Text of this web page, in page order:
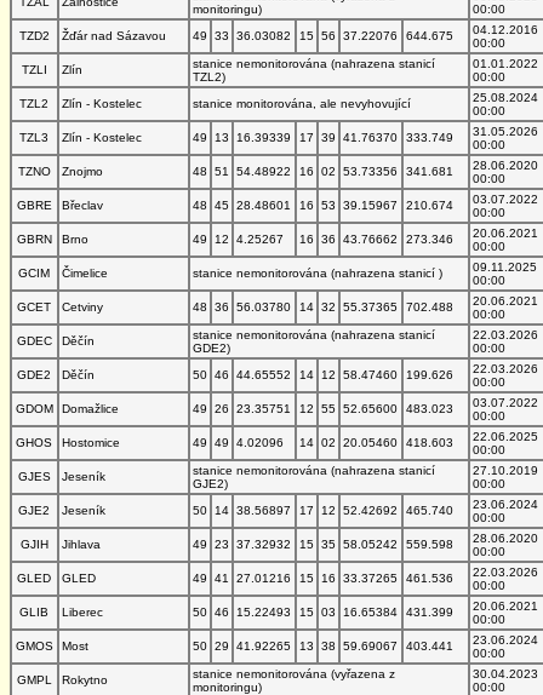
monitoringu)
00:00
TZD2
Žďár nad Sázavou 49 33 36.03082 15 56 37.22076 644.675
04.12.2016
00:00
TZLI
Zlín
stanice nemonitorována (nahrazena stanicí
TZL2)
01.01.2022
00:00
TZL2
Zlín - Kostelec stanice monitorována, ale nevyhovující
25.08.2024
00:00
TZL3
Zlín - Kostelec 49 13 16.39339 17 39 41.76370 333.749
31.05.2026
00:00
TZNO
Znojmo 48 51 54.48922 16 02 53.73356 341.681
28.06.2020
00:00
GBRE
Břeclav 48 45 28.48601 16 53 39.15967 210.674
03.07.2022
00:00
GBRN
Brno 49 12 4.25267 16 36 43.76662 273.346
20.06.2021
00:00
GCIM
Čimelice stanice nemonitorována (nahrazena stanicí )
09.11.2025
00:00
GCET
Cetviny 48 36 56.03780 14 32 55.37365 702.488
20.06.2021
00:00
GDEC
Děčín
stanice nemonitorována (nahrazena stanicí
GDE2)
22.03.2026
00:00
GDE2
Děčín 50 46 44.65552 14 12 58.47460 199.626
22.03.2026
00:00
GDOM
Domažlice 49 26 23.35751 12 55 52.65600 483.023
03.07.2022
00:00
GHOS
Hostomice 49 49 4.02096 14 02 20.05460 418.603
22.06.2025
00:00
GJES
Jeseník
stanice nemonitorována (nahrazena stanicí
GJE2)
27.10.2019
00:00
GJE2
Jeseník 50 14 38.56897 17 12 52.42692 465.740
23.06.2024
00:00
GJIH
Jihlava 49 23 37.32932 15 35 58.05242 559.598
28.06.2020
00:00
GLED
GLED 49 41 27.01216 15 16 33.37265 461.536
22.03.2026
00:00
GLIB
Liberec 50 46 15.22493 15 03 16.65384 431.399
20.06.2021
00:00
GMOS
Most 50 29 41.92265 13 38 59.69067 403.441
23.06.2024
00:00
GMPL
Rokytno
stanice nemonitorována (vyřazena z
monitoringu)
30.04.2023
00:00